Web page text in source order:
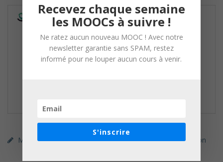
MOOC (gratuit) Unow Enseignement / Formation
Recevez chaque semaine
les MOOCs à suivre !
Ne ratez aucun nouveau MOOC ! Avec notre
newsletter garantie sans SPAM, restez
informé pour ne louper aucun cours à venir.
S'inscrire